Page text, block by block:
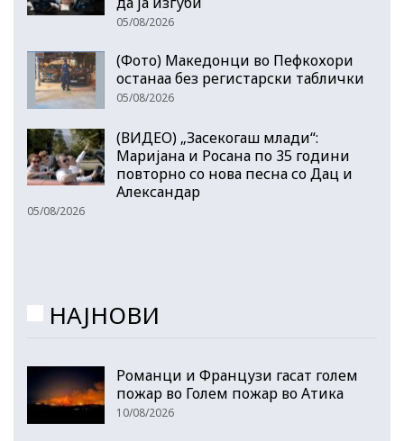
05/08/2026
(Фото) Македонци во Пефкохори
останаа без регистарски таблички
05/08/2026
(ВИДЕО) „Засекогаш млади“:
Маријана и Росана по 35 години
повторно со нова песна со Дац и
Александар
05/08/2026
НАЈНОВИ
Романци и Французи гасат голем
пожар во Голем пожар во Атика
10/08/2026